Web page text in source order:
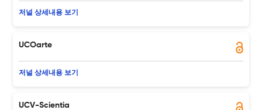
저널 상세내용 보기
UCOarte
저널 상세내용 보기
UCV-Scientia